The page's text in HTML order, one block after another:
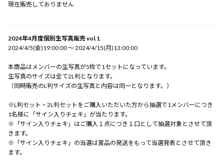
現在販売しておりません
2024年4月度個別生写真販売 vol.1
2024/4/5(金)19:00:00 〜 2024/4/15(月)13:00:00
本商品はメンバーの生写真が5枚で1セットになっています。
生写真のサイズは全て2L判となります。
（同時販売のL判サイズの生写真と内容は同一となります。）
※L判セット・2L判セットをご購入いただいた方から抽選で1メンバーにつき
1名様に「サイン入りチェキ」が当たります。
※「サイン入りチェキ」はご購入１点につき１口として抽選対象とさせて頂
きます。
※「サイン入りチェキ」の当選は賞品の発送をもって当選発表とさせて頂き
ます。